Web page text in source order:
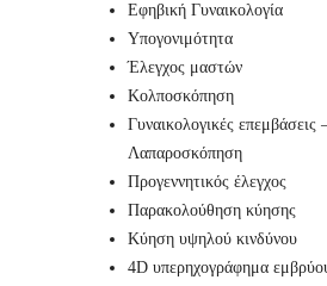
Εφηβική Γυναικολογία
Υπογονιμότητα
Έλεγχος μαστών
Κολποσκόπηση
Γυναικολογικές
Λαπαροσκόπηση
Προγεννητικός έλεγχος
Παρακολούθηση κύησης
Κύηση υψηλού κινδύνου
4D υπερηχογράφημα